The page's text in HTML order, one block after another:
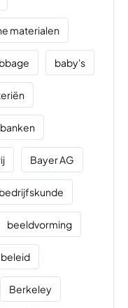
materialen
baby's
banken
Bayer AG
bedrijfskunde
beeldvorming
beleid
Berkeley